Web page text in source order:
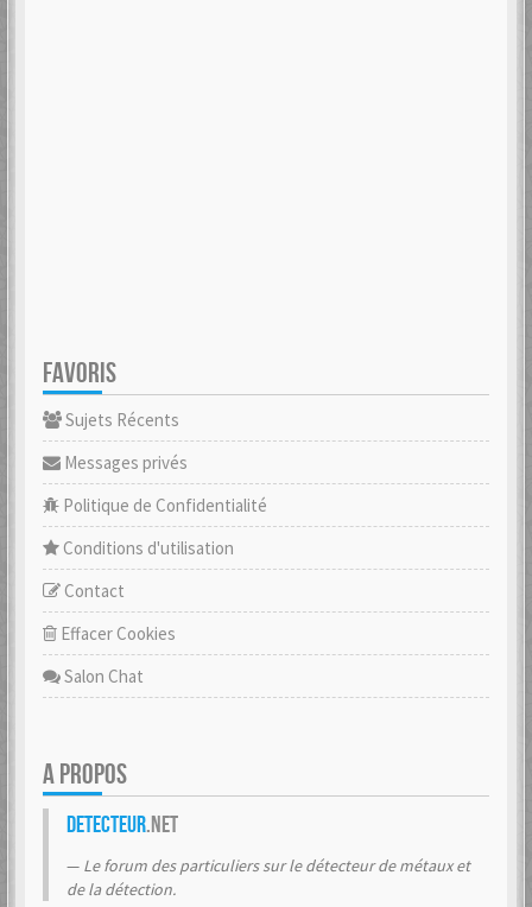
FAVORIS
Sujets Récents
Messages privés
Politique de Confidentialité
Conditions d'utilisation
Contact
Effacer Cookies
Salon Chat
A PROPOS
Detecteur.net
Le forum des particuliers sur le détecteur de métaux et
de la détection.